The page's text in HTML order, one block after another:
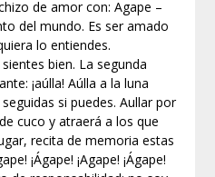
de amor con: Agape –
del mundo. Es ser amado
lo entiendes.
bien. La segunda
¡aúlla! Aúlla a la luna
si puedes. Aullar por
cuco y atraerá a los que
recita de memoria estas
¡Ágape! ¡Agape! ¡Ágape!